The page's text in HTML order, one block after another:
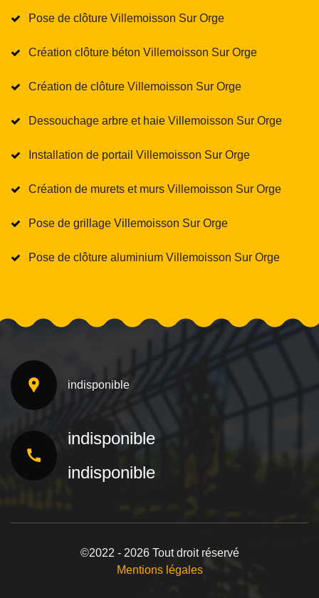
Pose de clôture Villemoisson Sur Orge
Création clôture béton Villemoisson Sur Orge
Création de clôture Villemoisson Sur Orge
Dessouchage arbre et haie Villemoisson Sur Orge
Installation de portail Villemoisson Sur Orge
Création de murets et murs Villemoisson Sur Orge
Pose de grillage Villemoisson Sur Orge
Pose de clôture aluminium Villemoisson Sur Orge
indisponible
indisponible
indisponible
©2022 - 2026 Tout droit réservé
Mentions légales